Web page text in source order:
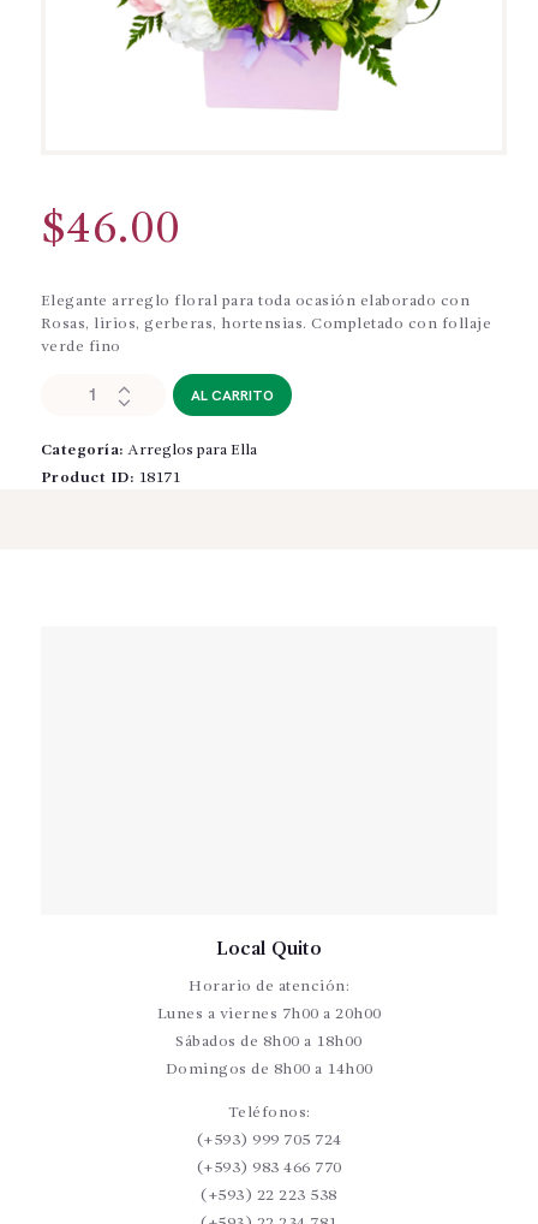
$46.00
Elegante arreglo floral para toda ocasión elaborado con
Rosas, lirios, gerberas, hortensias. Completado con follaje
verde fino
ELLA017-
ARREGLO
PARA
ELLA
AL CARRITO
Categoría:Arreglos para Ella
Product ID: 18171
Local Quito
Horario de atención:
Lunes a viernes 7h00 a 20h00
Sábados de 8h00 a 18h00
Domingos de 8h00 a 14h00
Teléfonos:
(+593) 999 705 724
(+593) 983 466 770
(+593) 22 223 538